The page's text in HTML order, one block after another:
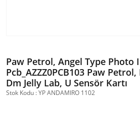
Paw Petrol, Angel Type Photo
Pcb_AZZZ0PCB103 Paw
Dm Jelly Lab, U Sensör Kartı
Stok Kodu : YP ANDAMIRO 1102